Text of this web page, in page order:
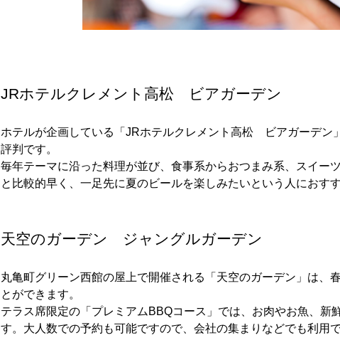
JRホテルクレメント高松 ビアガーデン
ホテルが企画している「JRホテルクレメント高松 ビアガーデン
評判です。
毎年テーマに沿った料理が並び、食事系からおつまみ系、スイー
と比較的早く、一足先に夏のビールを楽しみたいという人におすす
天空のガーデン ジャングルガーデン
丸亀町グリーン西館の屋上で開催される「天空のガーデン」は、
とができます。
テラス席限定の「プレミアムBBQコース」では、お肉やお魚、
す。大人数での予約も可能ですので、会社の集まりなどでも利用で